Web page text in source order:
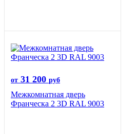
от 31 200 руб
Межкомнатная дверь
Франческа 2 3D RAL 9003